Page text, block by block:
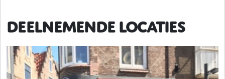
Deelnemende locaties